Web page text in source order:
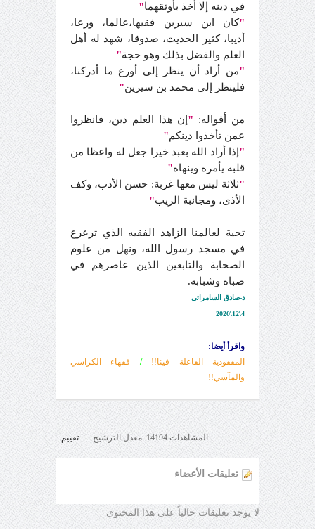
في دينه إلا أخذ بأوثقهما"
"كان ابن سيرين فقيها،عالما، ورعا،
أديبا، كثير الحديث، صدوقا، شهد له أهل
العلم والفضل بذلك وهو حجة"
"من أراد أن ينظر إلى أورع ما أدركنا،
فلينظر إلى محمد بن سيرين"
من أقواله: " إن هذا العلم دين، فانظروا
عمن تأخذوا دينكم"
" إذا أراد الله بعبد خيرا جعل له واعظا من
قلبه يأمره وينهاه"
"ثلاثة ليس معها غربة: حسن الأدب، وكف
الأذى، ومجانبة الريب"
تحية لعالمنا الزاهد الفقيه الذي ترعرع
في مسجد رسول الله، ونهل من علوم
الصحابة والتابعين الذين عاصرهم في
صباه وشبابه.
د-صادق السامرائي
4\12\2020
واقرأ أيضا:
المفقودية الفاعلة فينا!!
/
فقهاء الكراسي
والمآسي!!
المشاهدات 14194 معدل الترشيح تقييم
تعليقات الأعضاء
لا يوجد تعليقات حالياً على هذا المحتوى